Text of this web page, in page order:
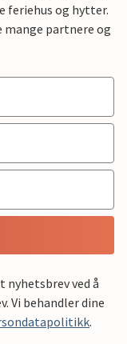
feriehus og hytter.
mange partnere og
nyhetsbrev ved å
Vi behandler dine
.